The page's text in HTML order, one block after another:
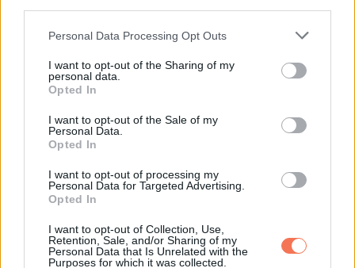
Please note that this website/app uses one or more Google
not limited to your visit or usage behaviour. You may click to
grant or deny consent to Google and its third-party tags to
use your data for below specified purposes in below Google
consent section.
Personal Data Processing Opt Outs
I want to opt-out of the Sharing of my
personal data.
Opted In
I want to opt-out of the Sale of my
Personal Data.
Opted In
I want to opt-out of processing my
Personal Data for Targeted Advertising.
Opted In
I want to opt-out of Collection, Use,
Retention, Sale, and/or Sharing of my
Personal Data that Is Unrelated with the
Purposes for which it was collected.
Elvitték minden idők legnagyobb Ötöslottó
főnyereményét. Ezeket a számokat nézd!
előfordulhat